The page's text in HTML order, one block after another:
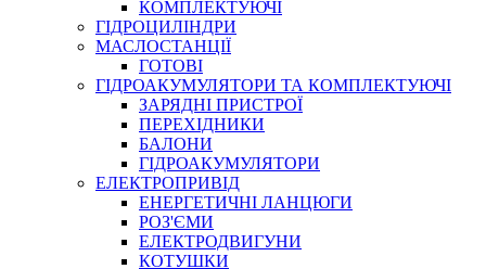
СПЕЦІАЛЬНІ
ГЕРМЕТИКИ
КЛЕЇ, ЦЕМЕНТИ, ЕПОКСИДКИ
РЕМОНТ ГІДРОЦИЛІНДРІВ
КОМПЛЕКТУЮЧІ
ГІДРОЦИЛІНДРИ
МАСЛОСТАНЦІЇ
ГОТОВІ
ГІДРОАКУМУЛЯТОРИ ТА КОМПЛЕКТУЮЧІ
ЗАРЯДНІ ПРИСТРОЇ
ПЕРЕХІДНИКИ
БАЛОНИ
ГІДРОАКУМУЛЯТОРИ
ЕЛЕКТРОПРИВІД
ЕНЕРГЕТИЧНІ ЛАНЦЮГИ
РОЗ'ЄМИ
ЕЛЕКТРОДВИГУНИ
КОТУШКИ